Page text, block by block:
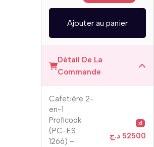
Ajouter au panier
Détail De La
Commande
Cafetière 2-
en-1
Proficook
(PC-ES
1266) –
x1
52500 د.ج